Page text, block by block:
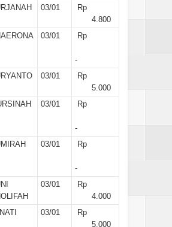
03/01
Rp
4.800
03/01 Rp
-
03/01
Rp
5.000
03/01 Rp
-
03/01 Rp
-
03/01
Rp
4.000
03/01
Rp
5.000